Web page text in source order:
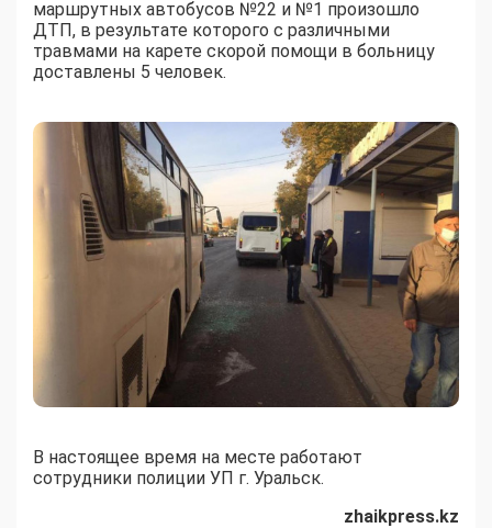
маршрутных автобусов №22 и №1 произошло
ДТП, в результате которого с различными
травмами на карете скорой помощи в больницу
доставлены 5 человек.
В настоящее время на месте работают
сотрудники полиции УП г. Уральск.
zhaikpress.kz